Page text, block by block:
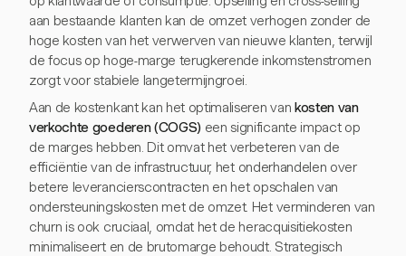
aan bestaande klanten kan de omzet verhogen zonder de
hoge kosten van het verwerven van nieuwe klanten, terwijl
de focus op hoge-marge terugkerende inkomstenstromen
zorgt voor stabiele langetermijngroei.
Aan de kostenkant kan het optimaliseren van kosten van
verkochte goederen (COGS) een significante impact op
de marges hebben. Dit omvat het verbeteren van de
efficiëntie van de infrastructuur, het onderhandelen over
betere leverancierscontracten en het opschalen van
ondersteuningskosten met de omzet. Het verminderen van
churn is ook cruciaal, omdat het de heracquisitiekosten
minimaliseert en de brutomarge behoudt. Strategisch